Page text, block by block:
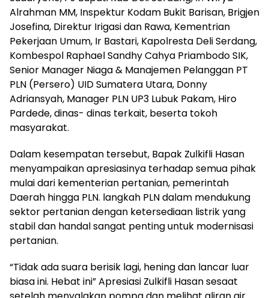
Alrahman MM, Inspektur Kodam Bukit Barisan, Brigjen
Josefina, Direktur Irigasi dan Rawa, Kementrian
Pekerjaan Umum, Ir Bastari, Kapolresta Deli Serdang,
Kombespol Raphael Sandhy Cahya Priambodo SIK,
Senior Manager Niaga & Manajemen Pelanggan PT
PLN (Persero) UID Sumatera Utara, Donny
Adriansyah, Manager PLN UP3 Lubuk Pakam, Hiro
Pardede, dinas- dinas terkait, beserta tokoh
masyarakat.
Dalam kesempatan tersebut, Bapak Zulkifli Hasan
menyampaikan apresiasinya terhadap semua pihak
mulai dari kementerian pertanian, pemerintah
Daerah hingga PLN. langkah PLN dalam mendukung
sektor pertanian dengan ketersediaan listrik yang
stabil dan handal sangat penting untuk modernisasi
pertanian.
“Tidak ada suara berisik lagi, hening dan lancar luar
biasa ini. Hebat ini” Apresiasi Zulkifli Hasan sesaat